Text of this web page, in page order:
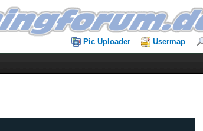
Pic Uploader Usermap